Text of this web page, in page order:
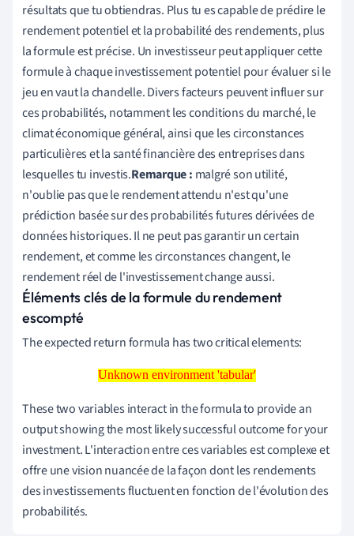
résultats que tu obtiendras. Plus tu es capable de prédire le
rendement potentiel et la probabilité des rendements, plus
la formule est précise. Un investisseur peut appliquer cette
formule à chaque investissement potentiel pour évaluer si le
jeu en vaut la chandelle. Divers facteurs peuvent influer sur
ces probabilités, notamment les conditions du marché, le
climat économique général, ainsi que les circonstances
particulières et la santé financière des entreprises dans
lesquelles tu investis.Remarque : malgré son utilité,
n'oublie pas que le rendement attendu n'est qu'une
prédiction basée sur des probabilités futures dérivées de
données historiques. Il ne peut pas garantir un certain
rendement, et comme les circonstances changent, le
rendement réel de l'investissement change aussi.
Éléments clés de la formule du rendement
escompté
The expected return formula has two critical elements:
Unknown environment 'tabular'
Unknown environment 'tabular'
These two variables interact in the formula to provide an
output showing the most likely successful outcome for your
investment. L'interaction entre ces variables est complexe et
offre une vision nuancée de la façon dont les rendements
des investissements fluctuent en fonction de l'évolution des
probabilités.